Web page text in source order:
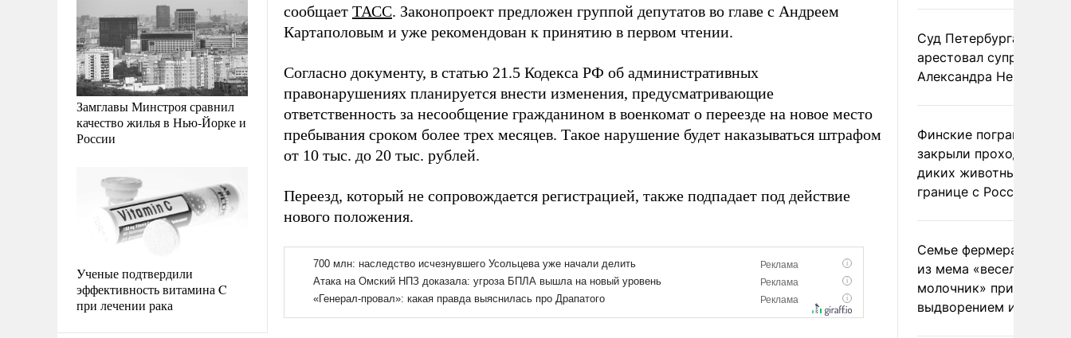
Замглавы Минстроя сравнил
качество жилья в Нью-Йорке и
России
Ученые подтвердили
эффективность витамина C
при лечении рака
сообщает ТАСС. Законопроект предложен группой депутатов во главе с Андреем
Картаполовым и уже рекомендован к принятию в первом чтении.
Согласно документу, в статью 21.5 Кодекса РФ об административных
правонарушениях планируется внести изменения, предусматривающие
ответственность за несообщение гражданином в военкомат о переезде на новое место
пребывания сроком более трех месяцев. Такое нарушение будет наказываться штрафом
от 10 тыс. до 20 тыс. рублей.
Переезд, который не сопровождается регистрацией, также подпадает под действие
нового положения.
Суд Петербурга заочно
арестовал супругу
Александра Невзорова
Финские пограничники
закрыли проходы для
диких животных на
границе с Россией
Семье фермера
из мема «веселый
молочник» пригрозили
выдворением из